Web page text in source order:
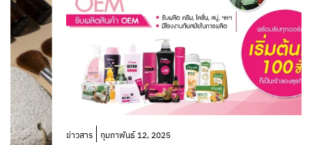
ข่าวสาร กุมภาพันธ์ 12, 2025